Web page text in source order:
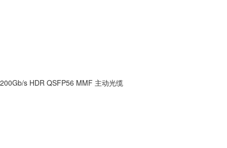
200Gb/s HDR QSFP56 MMF 主动光缆